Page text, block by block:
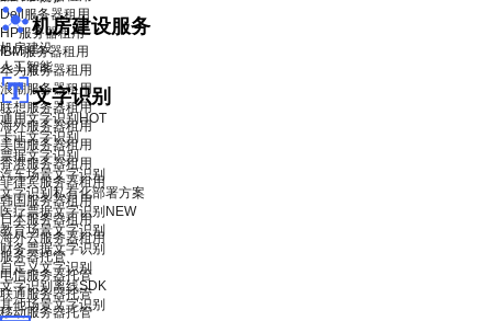
机房建设服务
机房建设
人工智能
文字识别
通用文字识别 HOT
卡证文字识别
票据文字识别
汽车场景文字识别
文字识别私有化部署方案
医疗票据文字识别 NEW
教育场景文字识别
财务票据文字识别
自定义文字识别
文字识别离线SDK
其他场景文字识别
Dell服务器租用
HP服务器租用
IBM服务器租用
华为服务器租用
浪潮服务器租用
联想服务器租用
海外服务器租用
美国服务器租用
香港服务器租用
菲律宾服务器租用
韩国服务器租用
日本服务器租用
海外云服务器租用
服务器托管
电信服务器托管
联通服务器托管
移动服务器托管